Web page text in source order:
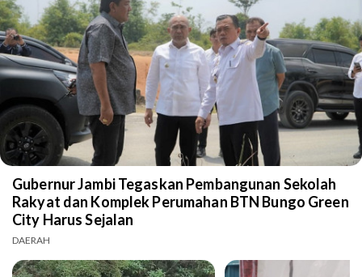
Gubernur Jambi Tegaskan Pembangunan Sekolah
Rakyat dan Komplek Perumahan BTN Bungo Green
City Harus Sejalan
DAERAH